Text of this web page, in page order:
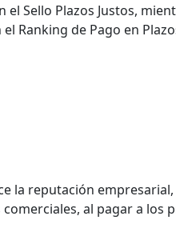
el Sello Plazos Justos,
Ranking de Pago en
la reputación
al pagar a los